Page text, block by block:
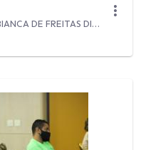
Modificado há 5 Anos por MYLENA BIANCA DE FREITAS DIAS.